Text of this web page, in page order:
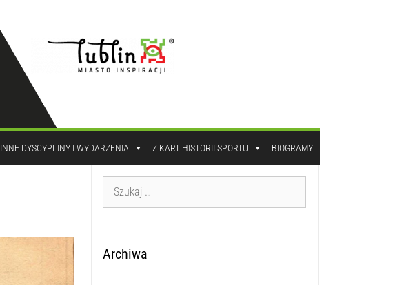
INNE DYSCYPLINY I WYDARZENIA Z KART HISTORII SPORTU BIOGRAMY
Archiwa